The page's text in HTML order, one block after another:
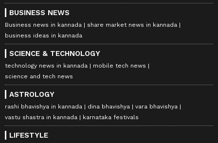
BUSINESS NEWS
Business news in kannada
share market news in kannada
business ideas in kannada
SCIENCE & TECHNOLOGY
technology news in kannada
mobile tech news
science and tech news
ASTROLOGY
rashi bhavishya in kannada dina bhavishya
vara bhavishya
vastu shastra in kannada
karnataka festivals
LIFESTYLE